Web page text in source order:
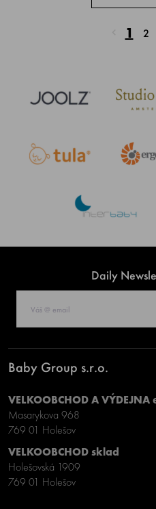
1 2
Daily
Baby Group s.r.o.
VELKOOBCHOD A
Masarykova 968
769 01 Holešov
VELKOOBCHOD sklad
Holešovská 1909
769 01 Holešov